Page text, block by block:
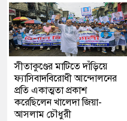
সীতাকুণ্ডের মাটিতে দাঁড়িয়ে
ফ্যাসিবাদবিরোধী আন্দোলনের
প্রতি একাত্মতা প্রকাশ
করেছিলেন খালেদা জিয়া-
আসলাম চৌধুরী